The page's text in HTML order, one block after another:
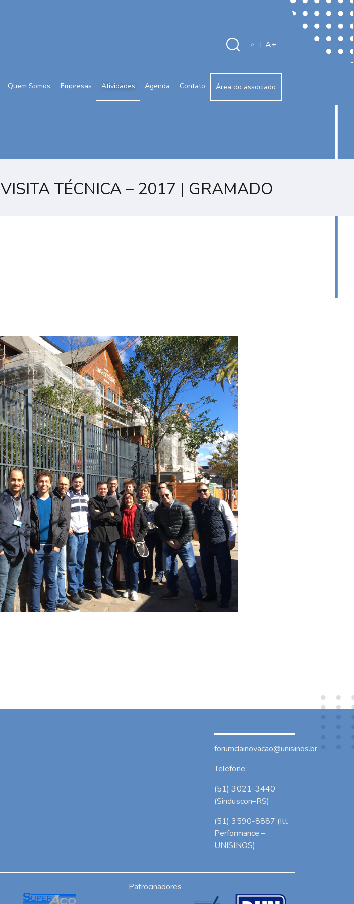
Quem Somos Empresas Atividades Agenda Contato Área do associado
A- | A+
VISITA TÉCNICA – 2017 | GRAMADO
forumdainovacao@unisinos.br
Telefone:
(51) 3021-3440
(Sinduscon–RS)
(51) 3590-8887 (Itt
Performance –
UNISINOS)
Patrocinadores